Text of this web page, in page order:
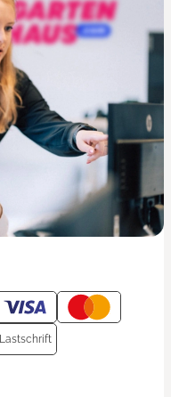
Lastschrift